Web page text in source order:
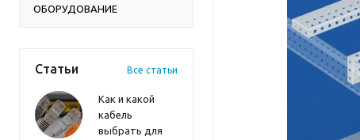
ОБОРУДОВАНИЕ
Статьи Все статьи
Как и какой
кабель
выбрать для